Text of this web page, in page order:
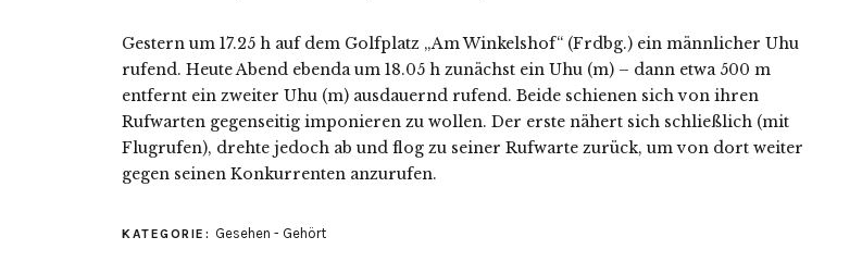
Gestern um 17.25 h auf dem Golfplatz „Am Winkelshof“ (Frdbg.) ein männlicher Uhu
rufend. Heute Abend ebenda um 18.05 h zunächst ein Uhu (m) – dann etwa 500 m
entfernt ein zweiter Uhu (m) ausdauernd rufend. Beide schienen sich von ihren
Rufwarten gegenseitig imponieren zu wollen. Der erste nähert sich schließlich (mit
Flugrufen), drehte jedoch ab und flog zu seiner Rufwarte zurück, um von dort weiter
gegen seinen Konkurrenten anzurufen.
KATEGORIE: Gesehen - Gehört